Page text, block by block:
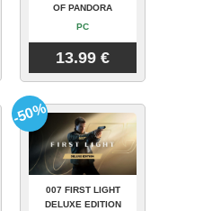
OF PANDORA
PC
13.99 €
007 FIRST LIGHT
DELUXE EDITION
-50%